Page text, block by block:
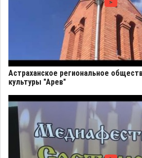
Астраханское региональное
культуры "Арев"